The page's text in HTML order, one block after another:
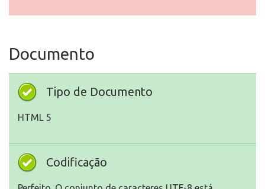
Documento
Tipo de Documento
HTML 5
Codificação